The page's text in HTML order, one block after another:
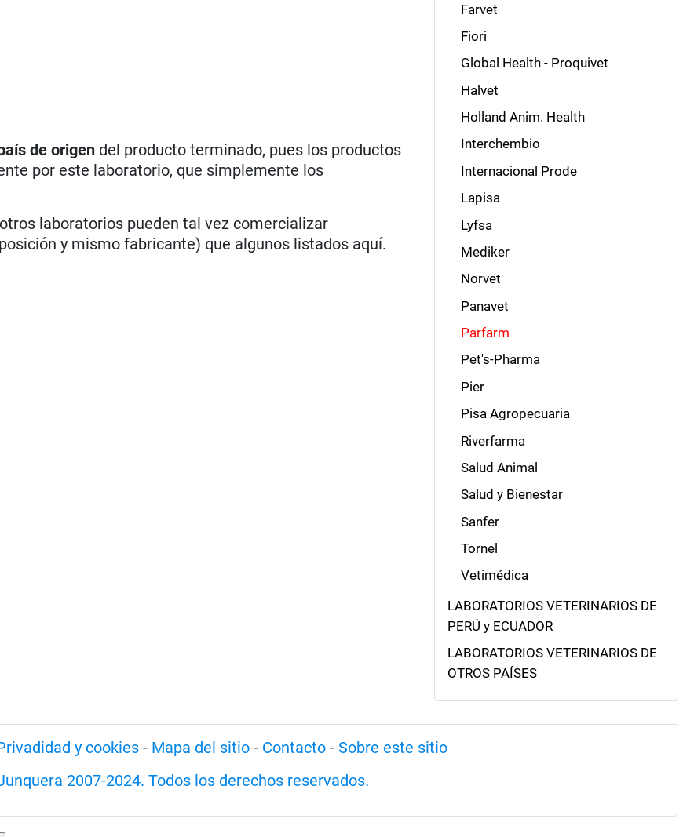
de origen del producto terminado, pues los productos
por este laboratorio, que simplemente los
laboratorios pueden tal vez comercializar
y mismo fabricante) que algunos listados aquí.
Farvet
Fiori
Global Health - Proquivet
Halvet
Holland Anim. Health
Interchembio
Internacional Prode
Lapisa
Lyfsa
Mediker
Norvet
Panavet
Parfarm
Pet's-Pharma
Pier
Pisa Agropecuaria
Riverfarma
Salud Animal
Salud y Bienestar
Sanfer
Tornel
Vetimédica
LABORATORIOS VETERINARIOS DE
PERÚ y ECUADOR
LABORATORIOS VETERINARIOS DE
OTROS PAÍSES
y cookies - Mapa del sitio - Contacto - Sobre este sitio
2007-2024. Todos los derechos reservados.